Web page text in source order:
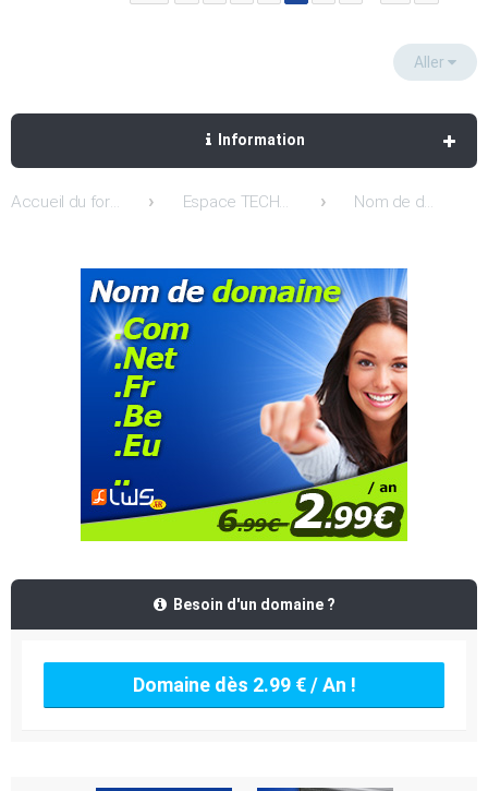
Aller
Information
Accueil du forum Espace TECHNIQUE: Support / Entreaide et Conseils Nom de domaine | Transferts de domaines
Besoin d'un domaine ?
Domaine dès 2.99 € / An !